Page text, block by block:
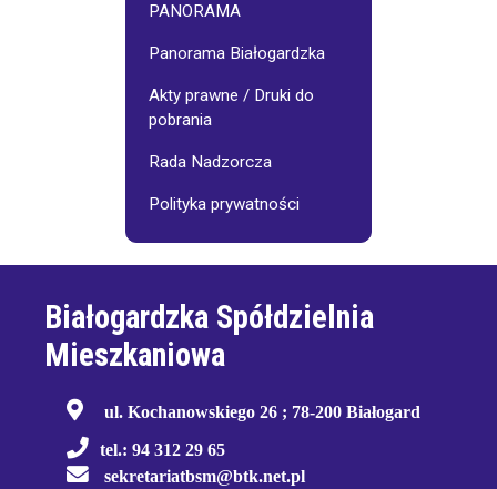
PANORAMA
Panorama Białogardzka
Akty prawne / Druki do
pobrania
Rada Nadzorcza
Polityka prywatności
Białogardzka Spółdzielnia
Mieszkaniowa
ul. Kochanowskiego 26 ; 78-200 Białogard
tel.: 94 312 29 65
sekretariatbsm@btk.net.pl